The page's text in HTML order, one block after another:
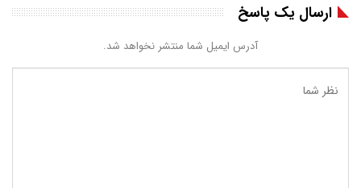
ارسال یک پاسخ
آدرس ایمیل شما منتشر نخواهد شد.